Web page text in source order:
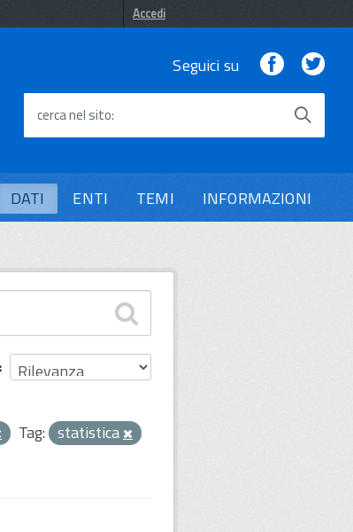
Accedi
Seguici su Facebook
cerca nel sito
DATI ENTI TEMI INFORMAZIONI
Tag: statistica